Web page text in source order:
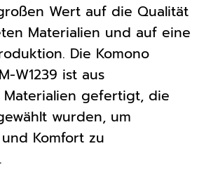
Wert auf die Qualität
Materialien und auf eine
Die Komono
W1239 ist aus
gefertigt, die
wurden, um
Komfort zu